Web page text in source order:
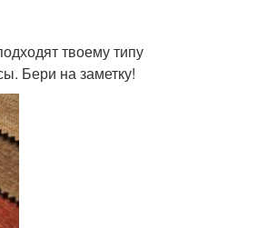
твоему типу
Бери на заметку!